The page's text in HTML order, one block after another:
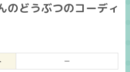
のどうぶつのコーディ
ー